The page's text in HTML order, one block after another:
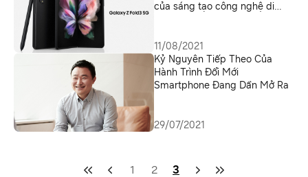
của sáng tạo công nghệ di
11/08/2021
Kỷ Nguyên Tiếp Theo Của
Hành Trình Đổi Mới
Smartphone Đang Dần Mở Ra
29/07/2021
1 2 3